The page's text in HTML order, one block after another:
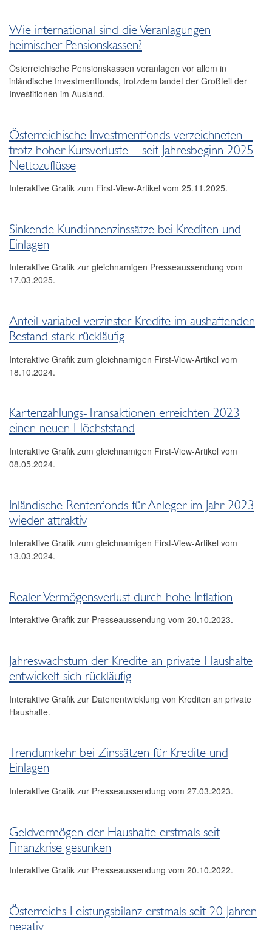
Wie international sind die Veranlagungen
heimischer Pensionskassen?
Österreichische Pensionskassen veranlagen vor allem in
inländische Investmentfonds, trotzdem landet der Großteil der
Investitionen im Ausland.
Österreichische Investmentfonds verzeichneten –
trotz hoher Kursverluste – seit Jahresbeginn 2025
Nettozuflüsse
Interaktive Grafik zum First-View-Artikel vom 25.11.2025.
Sinkende Kund:innenzinssätze bei Krediten und
Einlagen
Interaktive Grafik zur gleichnamigen Presseaussendung vom
17.03.2025.
Anteil variabel verzinster Kredite im aushaftenden
Bestand stark rückläufig
Interaktive Grafik zum gleichnamigen First-View-Artikel vom
18.10.2024.
Kartenzahlungs-Transaktionen erreichten 2023
einen neuen Höchststand
Interaktive Grafik zum gleichnamigen First-View-Artikel vom
08.05.2024.
Inländische Rentenfonds für Anleger im Jahr 2023
wieder attraktiv
Interaktive Grafik zum gleichnamigen First-View-Artikel vom
13.03.2024.
Realer Vermögensverlust durch hohe Inflation
Interaktive Grafik zur Presseaussendung vom 20.10.2023.
Jahreswachstum der Kredite an private Haushalte
entwickelt sich rückläufig
Interaktive Grafik zur Datenentwicklung von Krediten an private
Haushalte.
Trendumkehr bei Zinssätzen für Kredite und
Einlagen
Interaktive Grafik zur Presseaussendung vom 27.03.2023.
Geldvermögen der Haushalte erstmals seit
Finanzkrise gesunken
Interaktive Grafik zur Presseaussendung vom 20.10.2022.
Österreichs Leistungsbilanz erstmals seit 20 Jahren
negativ